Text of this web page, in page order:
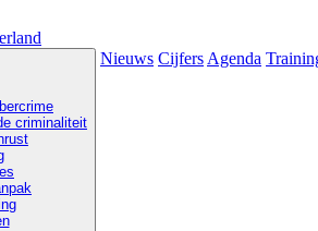
criminaliteit
Nieuws Cijfers Agenda